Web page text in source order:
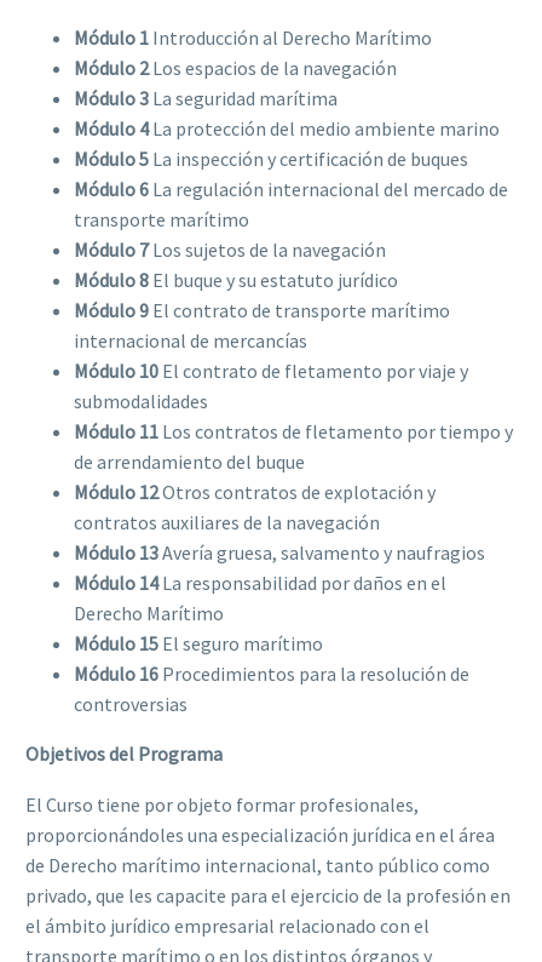
Módulo 1 Introducción al Derecho Marítimo
Módulo 2Los espacios de la navegación
Módulo 3 La seguridad marítima
Módulo 4La protección del medio ambiente marino
Módulo 5 La inspección y certificación de buques
Módulo 6 La regulación internacional del mercado de
transporte marítimo
Módulo 7Los sujetos de la navegación
Módulo 8 El buque y su estatuto jurídico
Módulo 9 El contrato de transporte marítimo
internacional de mercancías
Módulo 10 El contrato de fletamento por viaje y
submodalidades
Módulo 11 Los contratos de fletamento por tiempo y
de arrendamiento del buque
Módulo 12Otros contratos de explotación y
contratos auxiliares de la navegación
Módulo 13Avería gruesa, salvamento y naufragios
Módulo 14La responsabilidad por daños en el
Derecho Marítimo
Módulo 15 El seguro marítimo
Módulo 16 Procedimientos para la resolución de
controversias
Objetivos del Programa
El Curso tiene por objeto formar profesionales,
proporcionándoles una especialización jurídica en el área
de Derecho marítimo internacional, tanto público como
privado, que les capacite para el ejercicio de la profesión en
el ámbito jurídico empresarial relacionado con el
transporte marítimo o en los distintos órganos y